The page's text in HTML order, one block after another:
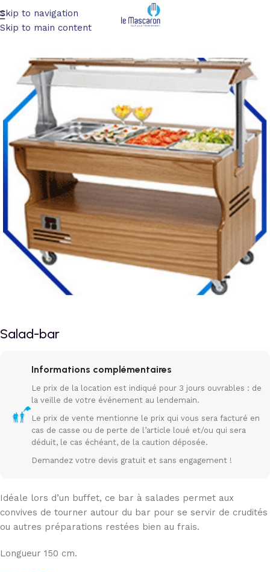
Skip to navigation
Skip to main content
Accueil/Matériel de cuisine/ Service
Salad-bar
Informations complémentaires
Le prix de la location est indiqué pour 3 jours ouvrables : de
la veille de votre événement au lendemain.
Le prix de vente mentionne le prix qui vous sera facturé en
cas de casse ou de perte de l’article loué et/ou qui sera
déduit, le cas échéant, de la caution déposée.
Demandez votre devis gratuit et sans engagement !
Idéale lors d’un buffet, ce bar à salades permet aux
convives de tourner autour du bar pour se servir de crudités
ou autres préparations restées bien au frais.
Longueur 150 cm.